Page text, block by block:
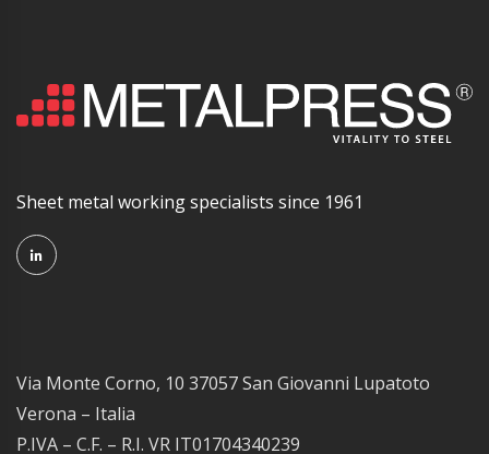
Sheet metal working specialists since 1961
Via Monte Corno, 10 37057 San Giovanni Lupatoto
Verona – Italia
P.IVA – C.F. – R.I. VR IT01704340239